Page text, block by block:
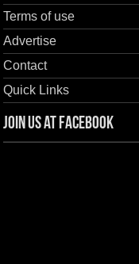
Terms of use
Advertise
Contact
Quick Links
Join us at Facebook